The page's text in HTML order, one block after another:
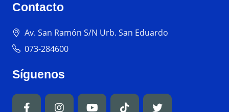
Contacto
Av. San Ramón S/N Urb. San Eduardo
073-284600
Síguenos